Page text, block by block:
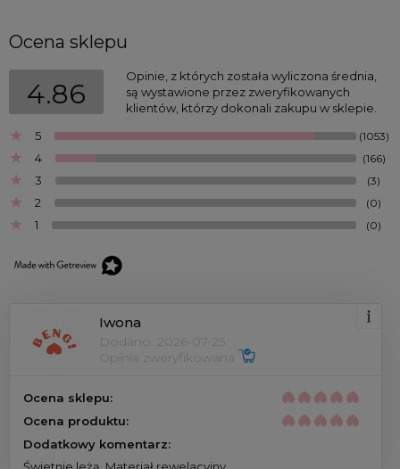
Ocena sklepu
4.86
Opinie, z których została wyliczona średnia,
są wystawione przez zweryfikowanych
klientów, którzy dokonali zakupu w sklepie.
5
(1053)
4 (166)
3 (3)
2 (0)
1 (0)
Iwona
Dodano: 2026-07-25
Opinia zweryfikowana
Ocena sklepu:
Ocena produktu:
Dodatkowy komentarz:
Świetnie leżą. Materiał rewelacyjny